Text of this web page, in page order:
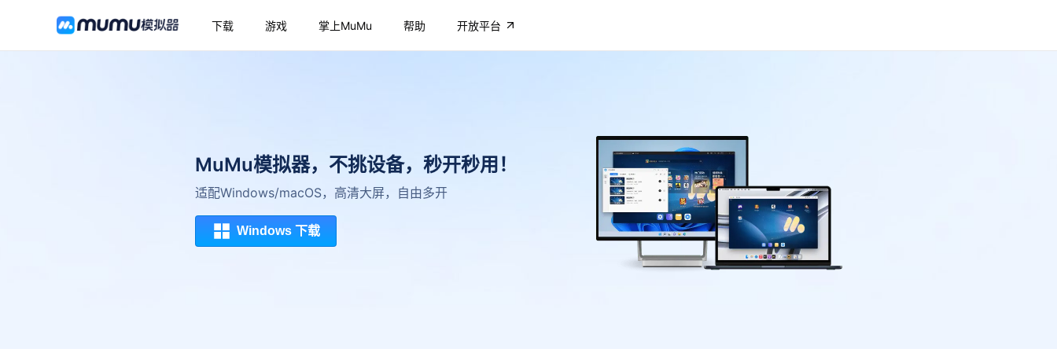
下载 游戏 掌上MuMu 帮助 开放平台
MuMu模拟器，不挑设备，秒开秒用！
适配Windows/macOS，高清大屏，自由多开
Windows 下载